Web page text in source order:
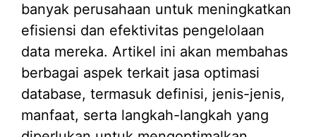
banyak perusahaan untuk meningkatkan
efisiensi dan efektivitas pengelolaan
data mereka. Artikel ini akan membahas
berbagai aspek terkait jasa optimasi
database, termasuk definisi, jenis-jenis,
manfaat, serta langkah-langkah yang